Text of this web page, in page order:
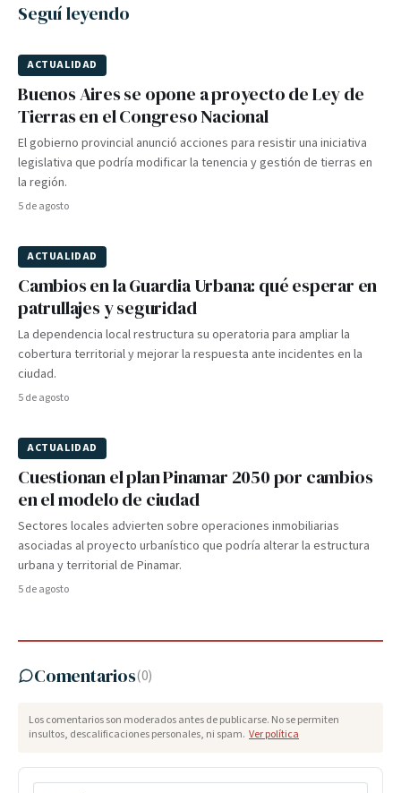
Seguí leyendo
ACTUALIDAD
Buenos Aires se opone a proyecto de Ley de
Tierras en el Congreso Nacional
El gobierno provincial anunció acciones para resistir una iniciativa
legislativa que podría modificar la tenencia y gestión de tierras en
la región.
5 de agosto
ACTUALIDAD
Cambios en la Guardia Urbana: qué esperar en
patrullajes y seguridad
La dependencia local restructura su operatoria para ampliar la
cobertura territorial y mejorar la respuesta ante incidentes en la
ciudad.
5 de agosto
ACTUALIDAD
Cuestionan el plan Pinamar 2050 por cambios
en el modelo de ciudad
Sectores locales advierten sobre operaciones inmobiliarias
asociadas al proyecto urbanístico que podría alterar la estructura
urbana y territorial de Pinamar.
5 de agosto
Comentarios(0)
Los comentarios son moderados antes de publicarse. No se permiten
insultos, descalificaciones personales, ni spam. Ver política